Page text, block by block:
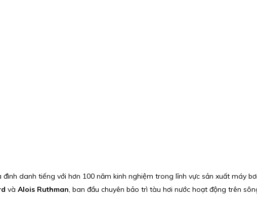
danh tiếng với hơn 100 năm kinh nghiệm trong lĩnh vực sản xuất máy
và Alois Ruthman, ban đầu chuyên bảo trì tàu hơi nước hoạt động trên